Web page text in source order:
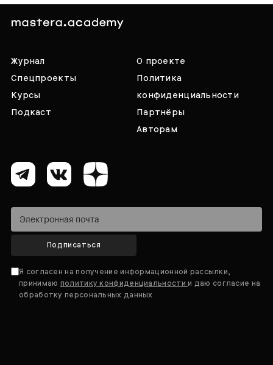
Журнал
Спецпроекты
Курсы
Подкаст
О проекте
Политика
конфиденциальности
Партнёры
Авторам
Подписаться
Я согласен на получение информационной рассылки,
принимаю политику конфиденциальностии даю согласие на
обработку персональных данных